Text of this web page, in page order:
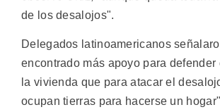
de los desalojos".
Delegados latinoamericanos
encontrado más apoyo para defender
la vivienda que para atacar el
ocupan tierras para hacerse un